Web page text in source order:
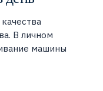
В личном
машины